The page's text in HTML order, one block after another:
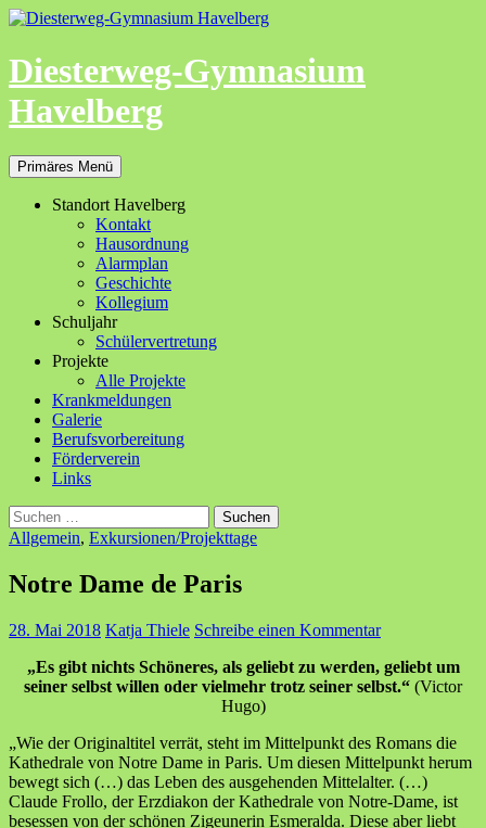
Zum
springen
Diesterweg-Gymnasium
Havelberg
Suchen
Primäres Menü
Standort Havelberg
Kontakt
Hausordnung
Alarmplan
Geschichte
Kollegium
Schuljahr
Schülervertretung
Projekte
Alle Projekte
Krankmeldungen
Galerie
Berufsvorbereitung
Förderverein
Links
Suchen
nach:
Allgemein, Exkursionen/Projekttage
Notre Dame de Paris
28. Mai 2018 Katja Thiele Schreibe einen Kommentar
„Es gibt nichts Schöneres, als geliebt zu werden, geliebt um
seiner selbst willen oder vielmehr trotz seiner selbst.“ (Victor
Hugo)
„Wie der Originaltitel verrät, steht im Mittelpunkt des Romans die
Kathedrale von Notre Dame in Paris. Um diesen Mittelpunkt herum
bewegt sich (…) das Leben des ausgehenden Mittelalter. (…)
Claude Frollo, der Erzdiakon der Kathedrale von Notre-Dame, ist
besessen von der schönen Zigeunerin Esmeralda. Diese aber liebt